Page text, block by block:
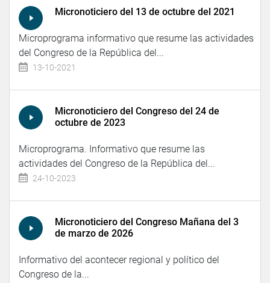
Micronoticiero del 13 de octubre del 2021
Microprograma informativo que resume las actividades
del Congreso de la República del...
13-10-2021
Micronoticiero del Congreso del 24 de
octubre de 2023
Microprograma. Informativo que resume las
actividades del Congreso de la República del...
24-10-2023
Micronoticiero del Congreso Mañana del 3
de marzo de 2026
Informativo del acontecer regional y político del
Congreso de la...